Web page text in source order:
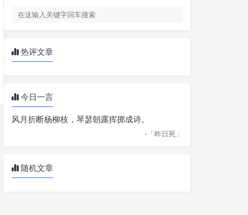
热评文章
今日一言
风月折断杨柳枝，琴瑟朝露挥掷成诗。
-「昨日死 」
随机文章